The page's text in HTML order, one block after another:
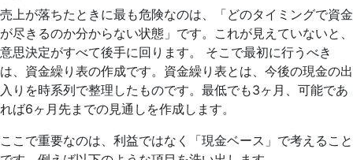
売上が落ちたときに最も危険なのは、「どのタイミングで資金
が尽きるのか分からない状態」です。これが見えていないと、
意思決定がすべて後手に回ります。 そこで最初に行うべき
は、資金繰り表の作成です。資金繰り表とは、今後の現金の出
入りを時系列で整理したものです。最低でも3ヶ月、可能であ
れば6ヶ月先までの見通しを作成します。
ここで重要なのは、利益ではなく「現金ベース」で考えること